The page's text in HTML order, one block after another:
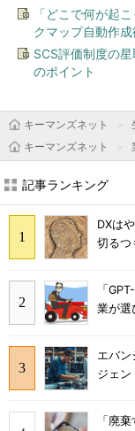
「どこで何が起
クマップ自動作成
SCS評価制度の
のポイント
キーマンズネット
キーマンズネット
記事ランキング
DXは
切るつ
「
業が選
エバ
ジェン
「廃